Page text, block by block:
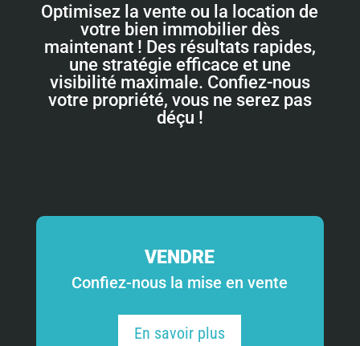
Optimisez la vente ou la location de
votre bien immobilier dès
maintenant ! Des résultats rapides,
une stratégie efficace et une
visibilité maximale. Confiez-nous
votre propriété, vous ne serez pas
déçu !
VENDRE
Confiez-nous la mise en vente
En savoir plus